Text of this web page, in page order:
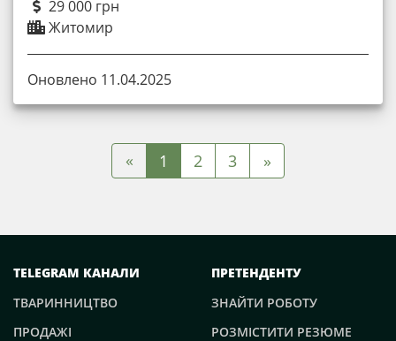
29 000 грн
Житомир
Оновлено 11.04.2025
« 1 2 3 »
TELEGRAM КАНАЛИ
ТВАРИННИЦТВО
ПРОДАЖІ
ПРЕТЕНДЕНТУ
ЗНАЙТИ РОБОТУ
РОЗМІСТИТИ РЕЗЮМЕ